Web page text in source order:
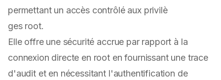
permettant un accès contrôlé aux privilè
ges root.
Elle offre une sécurité accrue par rapport à la
connexion directe en root en fournissant une trace
d'audit et en nécessitant l'authentification de